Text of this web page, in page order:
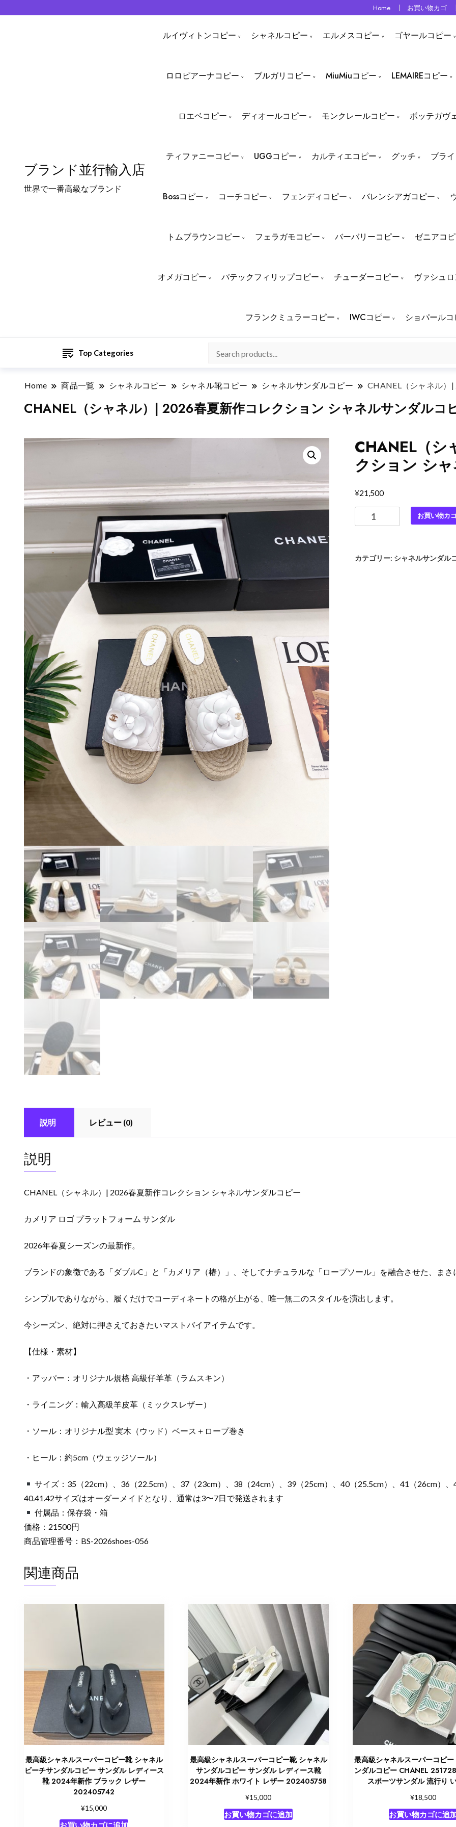
Home お買い物カゴ
ブランド並行輸入店
世界で一番高級なブランド
ルイヴィトンコピー シャネルコピー エルメスコピー ゴヤールコピー
ロロピアーナコピー ブルガリコピー MiuMiuコピー LEMAIREコピー
ロエベコピー ディオールコピー モンクレールコピー ボッテガヴ
ティファニーコピー UGGコピー カルティエコピー グッチ ブラ
Bossコピー コーチコピー フェンディコピー バレンシアガコピー
トムブラウンコピー フェラガモコピー バーバリーコピー ゼニアコ
オメガコピー パテックフィリップコピー チューダーコピー ヴァシュ
フランクミュラーコピー IWCコピー ショパール
Top Categories
Home 商品一覧 シャネルコピー シャネル靴コピー シャネルサンダルコピー CHANEL（シャネル）
CHANEL（シャネル）| 2026春夏新作コレクション シャネルサンダルコ
CHANEL（シ
クション シ
¥21,500
CHANEL（シ
ャ
2026
お買い物カ
カテゴリー: シャネルサンダル
説明 レビュー (0)
説明
CHANEL（シャネル）| 2026春夏新作コレクション シャネルサンダルコピー
カメリア ロゴ プラットフォーム サンダル
2026年春夏シーズンの最新作。
ブランドの象徴である「ダブルC」と「カメリア（椿）」、そしてナチュラルな「ロープソール」を融合させた、まさ
シンプルでありながら、履くだけでコーディネートの格が上がる、唯一無二のスタイルを演出します。
今シーズン、絶対に押さえておきたいマストバイアイテムです。
【仕様・素材】
・アッパー：オリジナル規格 高級仔羊革（ラムスキン）
・ライニング：輸入高級羊皮革（ミックスレザー）
・ソール：オリジナル型 実木（ウッド）ベース＋ロープ巻き
・ヒール：約5cm（ウェッジソール）
サイズ：35（22cm）、36（22.5cm）、37（23cm）、38（24cm）、39（25cm）、40（25.5cm）、41（26cm）、
40.41.42サイズはオーダーメイドとなり、通常は3〜7日で発送されます
付属品：保存袋・箱
価格：21500円
商品管理番号：BS-2026shoes-056
関連商品
最高級シャネルスーパーコピー靴 シャネル
ビーチサンダルコピー サンダル レディース
靴 2024年新作 ブラック レザー
202405742
¥15,000
お買い物カゴに追加
最高級シャネルスーパーコピー靴 シャネル
サンダルコピー サンダル レディース靴
2024年新作 ホワイト レザー 202405758
¥15,000
お買い物カゴに追加
最高級シャネルスーパーコピ
ンダルコピー CHANEL
スポーツサンダル 流行り
¥18,500
お買い物カゴに追